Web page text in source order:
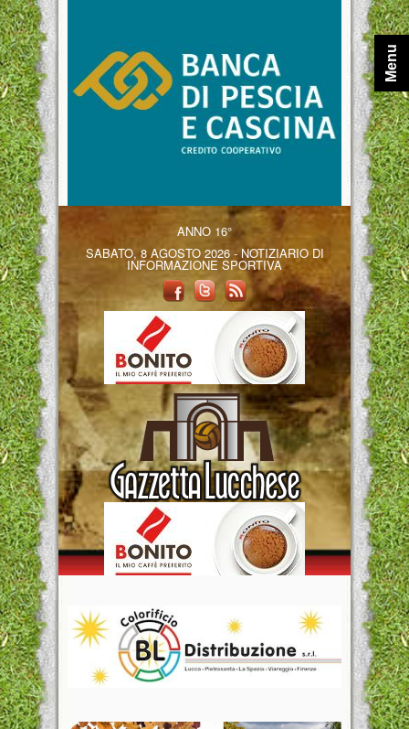
ANNO 16°
SABATO, 8 AGOSTO 2026 - NOTIZIARIO DI
INFORMAZIONE SPORTIVA
Menu